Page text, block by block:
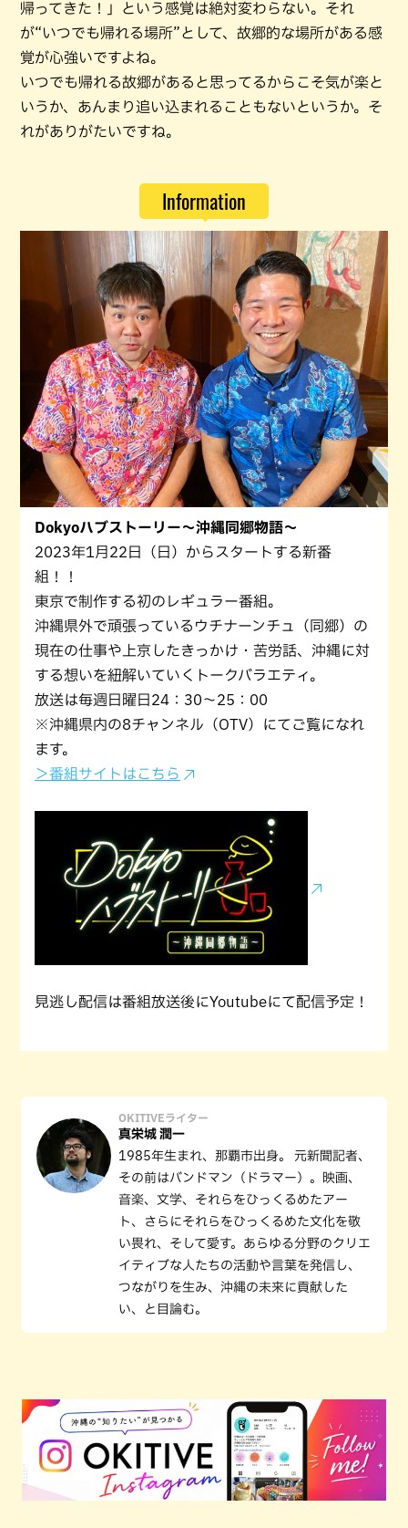
帰ってきた！」という感覚は絶対変わらない。それ
が“いつでも帰れる場所”として、故郷的な場所がある感
覚が心強いですよね。
いつでも帰れる故郷があると思ってるからこそ気が楽と
いうか、あんまり追い込まれることもないというか。そ
れがありがたいですね。
Information
Dokyoハブストーリー～沖縄同郷物語～
2023年1月22日（日）からスタートする新番
組！！
東京で制作する初のレギュラー番組。
沖縄県外で頑張っているウチナーンチュ（同郷）の
現在の仕事や上京したきっかけ・苦労話、沖縄に対
する想いを紐解いていくトークバラエティ。
放送は毎週日曜日24：30～25：00
※沖縄県内の8チャンネル（OTV）にてご覧になれ
ます。
＞番組サイトはこちら
見逃し配信は番組放送後にYoutubeにて配信予定！
OKITIVEライター
真栄城 潤一
1985年生まれ、那覇市出身。 元新聞記者、
その前はバンドマン（ドラマー）。映画、
音楽、文学、それらをひっくるめたアー
ト、さらにそれらをひっくるめた文化を敬
い畏れ、そして愛す。あらゆる分野のクリエ
イティブな人たちの活動や言葉を発信し、
つながりを生み、沖縄の未来に貢献した
い、と目論む。